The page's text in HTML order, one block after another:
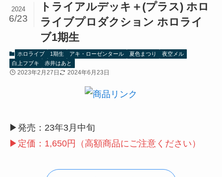
トライアルデッキ＋(プラス) ホロ
ライブプロダクション ホロライ
ブ1期生
2024
6/23
ホロライブ 1期生 アキ・ローゼンタール 夏色まつり
夜空メル
白上フブキ
赤井はあと
2023年2月27日 2024年6月23日
▶︎発売：23年3月中旬
▶︎定価：1,650円（高額商品にご注意ください）